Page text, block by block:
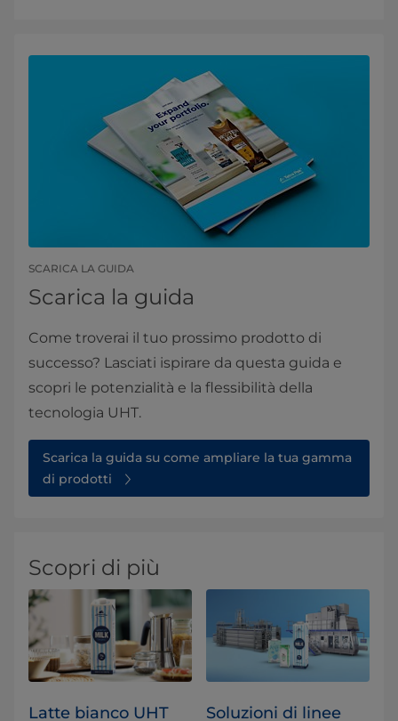
SCARICA LA GUIDA
Scarica la guida
Come troverai il tuo prossimo prodotto di
successo? Lasciati ispirare da questa guida e
scopri le potenzialità e la flessibilità della
tecnologia UHT.
Scarica la guida su come ampliare la tua gamma
di prodotti
Scopri di più
Latte bianco UHT Soluzioni di linee